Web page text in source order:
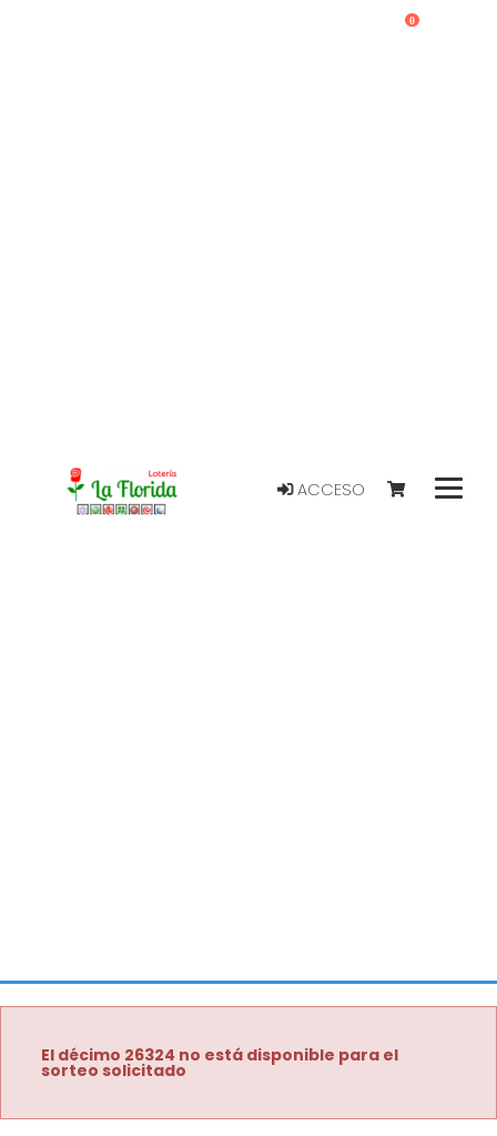
ACCESO
0
El décimo 26324 no está disponible para el
sorteo solicitado